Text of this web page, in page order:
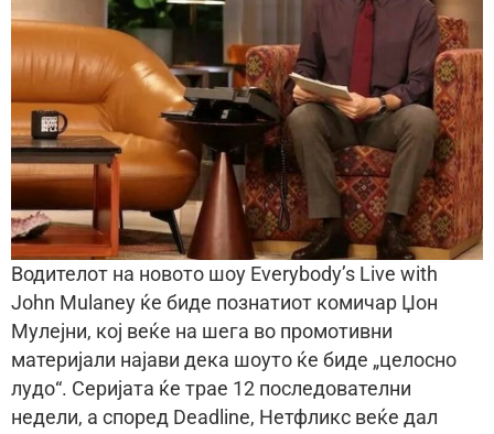
Водителот на новото шоу Everybody’s Live with
John Mulaney ќе биде познатиот комичар Џон
Мулејни, кој веќе на шега во промотивни
материјали најави дека шоуто ќе биде „целосно
лудо“. Серијата ќе трае 12 последователни
недели, а според Deadline, Нетфликс веќе дал